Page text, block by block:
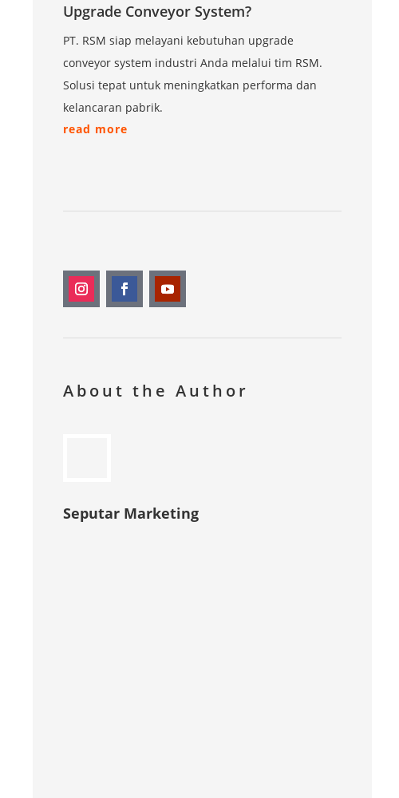
Upgrade Conveyor System?
PT. RSM siap melayani kebutuhan upgrade
conveyor system industri Anda melalui tim RSM.
Solusi tepat untuk meningkatkan performa dan
kelancaran pabrik.
read more
About the Author
Seputar Marketing